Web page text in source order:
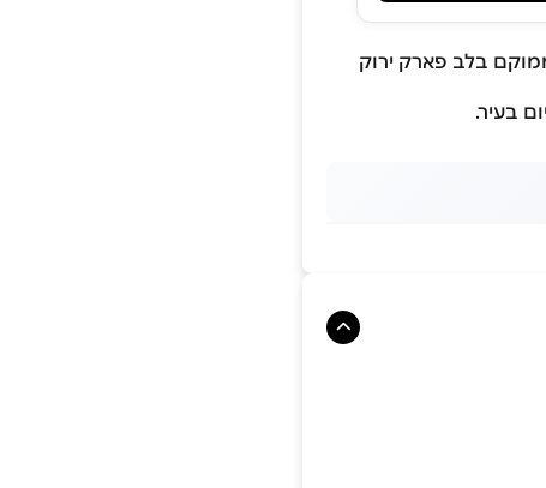
בלב פארק ירוק
בעיר.